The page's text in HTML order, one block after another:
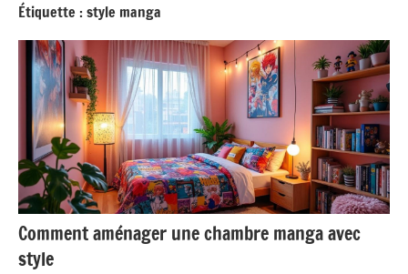
Étiquette :style manga
Comment aménager une chambre manga avec
style